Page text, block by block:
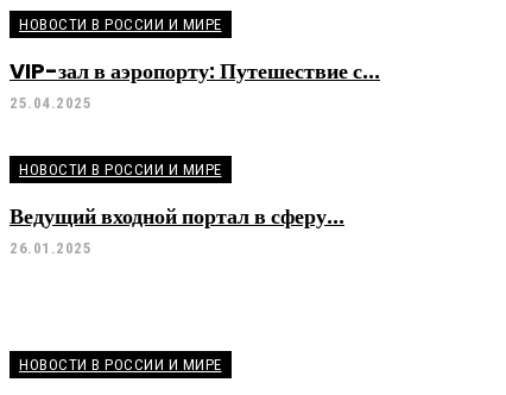
НОВОСТИ В РОССИИ И МИРЕ
VIP-зал в аэропорту: Путешествие с...
25.04.2025
НОВОСТИ В РОССИИ И МИРЕ
Ведущий входной портал в сферу...
26.01.2025
НОВОСТИ В РОССИИ И МИРЕ